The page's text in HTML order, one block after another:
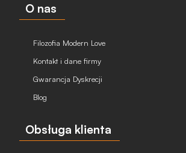
O nas
Filozofia Modern Love
Kontakt i dane firmy
Gwarancja Dyskrecji
Blog
Obsługa klienta